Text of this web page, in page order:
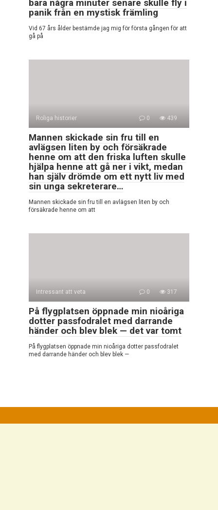
bara några minuter senare skulle fly i
panik från en mystisk främling
Vid 67 års ålder bestämde jag mig för första gången för att
gå på
Roliga historier 0 439
Mannen skickade sin fru till en
avlägsen liten by och försäkrade
henne om att den friska luften skulle
hjälpa henne att gå ner i vikt, medan
han själv drömde om ett nytt liv med
sin unga sekreterare…
Mannen skickade sin fru till en avlägsen liten by och
försäkrade henne om att
Intressant att veta 0 317
På flygplatsen öppnade min nioåriga
dotter passfodralet med darrande
händer och blev blek — det var tomt
På flygplatsen öppnade min nioåriga dotter passfodralet
med darrande händer och blev blek —